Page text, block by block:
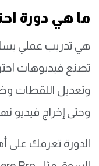
ما هي دورة
هي تدريب عملي
تصنع فيديوهات
وتعديل اللقطات
وحتى إخراج فيديو
الدورة تعرفك على